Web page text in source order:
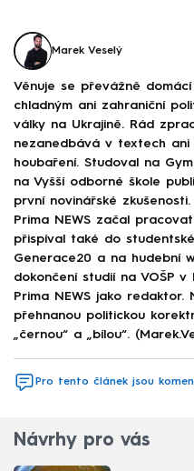
Marek Veselý
Věnuje se převážně
chladným ani zahraniční
války na Ukrajině. Rád
nezanedbává v textech
houbaření. Studoval na
na Vyšší odborné škole
první novinářské
Prima NEWS začal
přispíval také do
Generace20 a na hudební
dokončení studií na VOŠP
Prima NEWS jako redaktor.
přehnanou politickou
„černou“ a „bílou“.
Pro tento článek jsou
Návrhy pro vás